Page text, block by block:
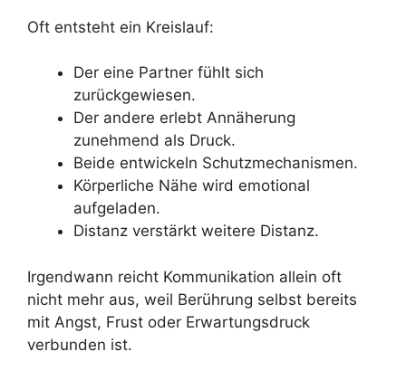
Oft entsteht ein Kreislauf:
Der eine Partner fühlt sich
zurückgewiesen.
Der andere erlebt Annäherung
zunehmend als Druck.
Beide entwickeln Schutzmechanismen.
Körperliche Nähe wird emotional
aufgeladen.
Distanz verstärkt weitere Distanz.
Irgendwann reicht Kommunikation allein oft
nicht mehr aus, weil Berührung selbst bereits
mit Angst, Frust oder Erwartungsdruck
verbunden ist.